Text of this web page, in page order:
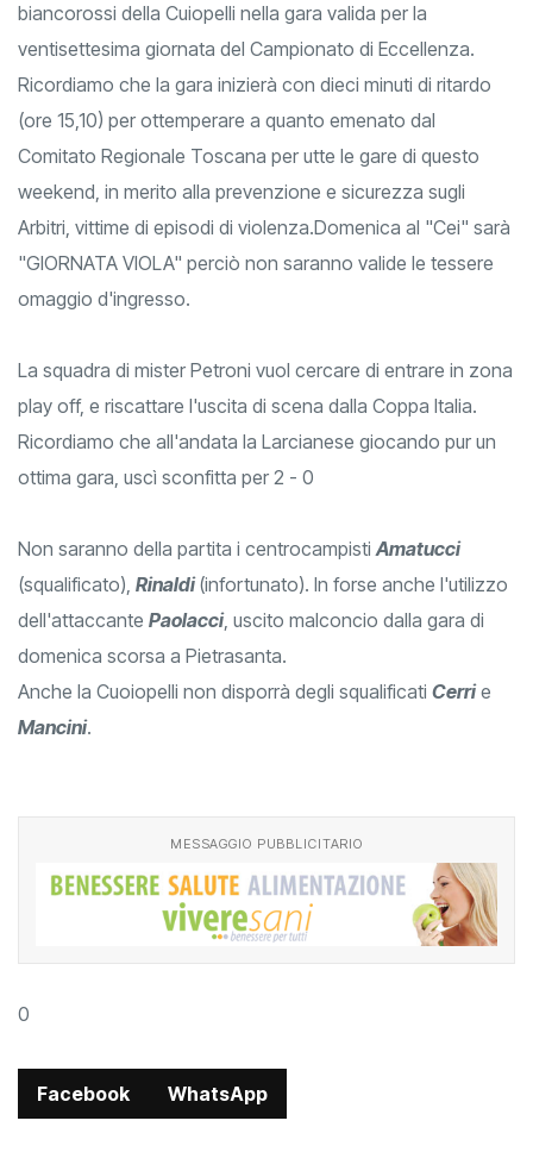
biancorossi della Cuiopelli nella gara valida per la
ventisettesima giornata del Campionato di Eccellenza.
Ricordiamo che la gara inizierà con dieci minuti di ritardo
(ore 15,10) per ottemperare a quanto emenato dal
Comitato Regionale Toscana per utte le gare di questo
weekend, in merito alla prevenzione e sicurezza sugli
Arbitri, vittime di episodi di violenza.Domenica al "Cei" sarà
"GIORNATA VIOLA" perciò non saranno valide le tessere
omaggio d'ingresso.
La squadra di mister Petroni vuol cercare di entrare in zona
play off, e riscattare l'uscita di scena dalla Coppa Italia.
Ricordiamo che all'andata la Larcianese giocando pur un
ottima gara, uscì sconfitta per 2 - 0
Non saranno della partita i centrocampistiAmatucci
(squalificato), Rinaldi(infortunato). In forse anche l'utilizzo
dell'attaccante Paolacci, uscito malconcio dalla gara di
domenica scorsa a Pietrasanta.
Anche la Cuoiopelli non disporrà degli squalificati Cerrie
Mancini.
MESSAGGIO PUBBLICITARIO
0
Facebook WhatsApp